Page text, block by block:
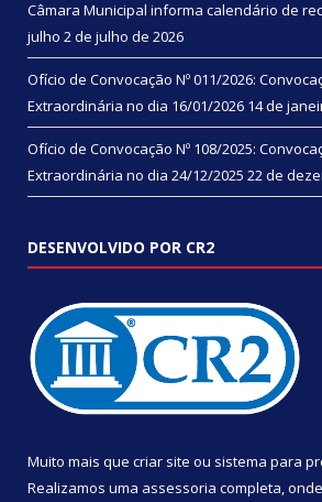
Câmara Municipal informa calendário de
julho 2 de julho de 2026
Ofício de Convocação Nº 011/2026:
Extraordinária no dia 16/01/2026 14 de
Ofício de Convocação Nº 108/2025:
Extraordinária no dia 24/12/2025 22 de
DESENVOLVIDO POR CR2
Muito mais que criar site ou sistema para
Realizamos uma assessoria completa,